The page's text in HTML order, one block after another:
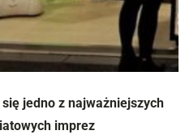
jedno z najważniejszych
imprez